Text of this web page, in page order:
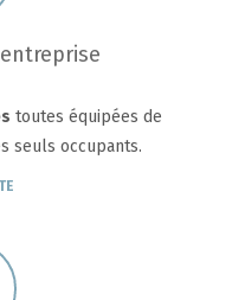
toutes équipées de
seuls occupants.